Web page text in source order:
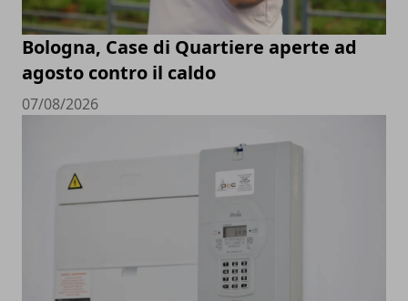
Bologna, Case di Quartiere aperte ad
agosto contro il caldo
07/08/2026